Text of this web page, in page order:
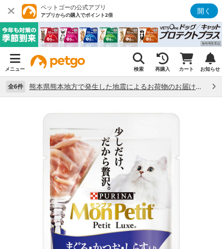
ペットゴーの公式アプリ
アプリからの購入でポイント2倍 開く
メニュー 検索 再購入 カート お知らせ
全6件 熊本県熊本地方で発生した地震によるお荷物のお届け状況について （7/28）